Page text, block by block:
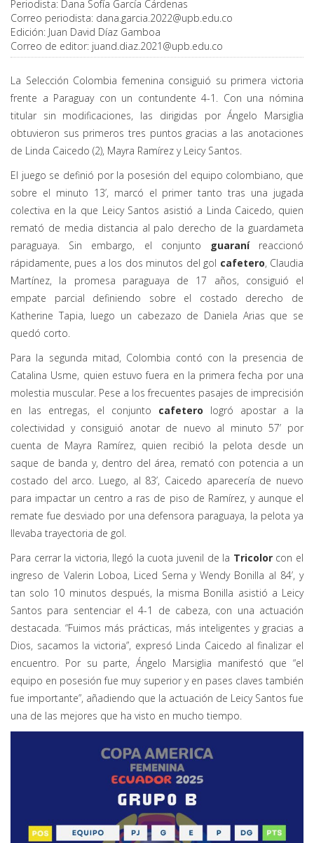
Periodista: Dana Sofía García Cárdenas
Correo periodista: dana.garcia.2022@upb.edu.co
Edición: Juan David Díaz Gamboa
Correo de editor: juand.diaz.2021@upb.edu.co
La Selección Colombia femenina consiguió su primera victoria
frente a Paraguay con un contundente 4-1. Con una nómina
titular sin modificaciones, las dirigidas por Ángelo Marsiglia
obtuvieron sus primeros tres puntos gracias a las anotaciones
de Linda Caicedo (2), Mayra Ramírez y Leicy Santos.
El juego se definió por la posesión del equipo colombiano, que
sobre el minuto 13’, marcó el primer tanto tras una jugada
colectiva en la que Leicy Santos asistió a Linda Caicedo, quien
remató de media distancia al palo derecho de la guardameta
paraguaya. Sin embargo, el conjunto
guaraníreaccionó
rápidamente, pues a los dos minutos del gol cafetero, Claudia
Martínez, la promesa paraguaya de 17 años, consiguió el
empate parcial definiendo sobre el costado derecho de
Katherine Tapia, luego un cabezazo de Daniela Arias que se
quedó corto.
Para la segunda mitad, Colombia contó con la presencia de
Catalina Usme, quien estuvo fuera en la primera fecha por una
molestia muscular. Pese a los frecuentes pasajes de imprecisión
en las entregas, el conjunto cafetero logró apostar a la
colectividad y consiguió anotar de nuevo al minuto 57’ por
cuenta de Mayra Ramírez, quien recibió la pelota desde un
saque de banda y, dentro del área, remató con potencia a un
costado del arco. Luego, al 83’, Caicedo aparecería de nuevo
para impactar un centro a ras de piso de Ramírez, y aunque el
remate fue desviado por una defensora paraguaya, la pelota ya
llevaba trayectoria de gol.
Para cerrar la victoria, llegó la cuota juvenil de la Tricolorcon el
ingreso de Valerin Loboa, Liced Serna y Wendy Bonilla al 84’, y
tan solo 10 minutos después, la misma Bonilla asistió a Leicy
Santos para sentenciar el 4-1 de cabeza, con una actuación
destacada. “Fuimos más prácticas, más inteligentes y gracias a
Dios, sacamos la victoria”, expresó Linda Caicedo al finalizar el
encuentro. Por su parte, Ángelo Marsiglia manifestó que “el
equipo en posesión fue muy superior y en pases claves también
fue importante”, añadiendo que la actuación de Leicy Santos fue
una de las mejores que ha visto en mucho tiempo.